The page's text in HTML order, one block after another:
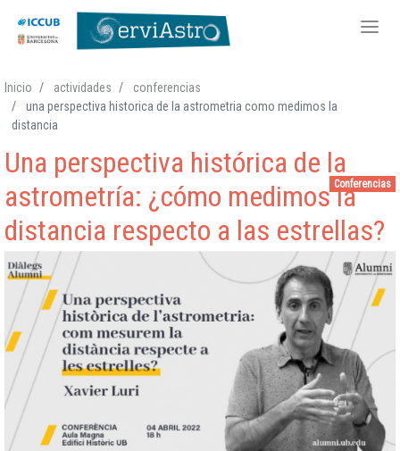
al
Inicio actividades
conferencias
una perspectiva historica de la astrometria como medimos la
distancia
Conferencias
Una perspectiva histórica de la
astrometría: ¿cómo medimos la
distancia respecto a las estrellas?